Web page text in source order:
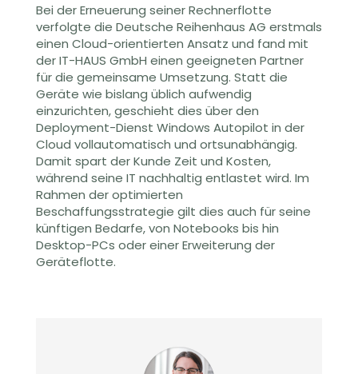
Bei der Erneuerung seiner Rechnerflotte
verfolgte die Deutsche Reihenhaus AG erstmals
einen Cloud-orientierten Ansatz und fand mit
der IT-HAUS GmbH einen geeigneten Partner
für die gemeinsame Umsetzung. Statt die
Geräte wie bislang üblich aufwendig
einzurichten, geschieht dies über den
Deployment-Dienst Windows Autopilot in der
Cloud vollautomatisch und ortsunabhängig.
Damit spart der Kunde Zeit und Kosten,
während seine IT nachhaltig entlastet wird. Im
Rahmen der optimierten
Beschaffungsstrategie gilt dies auch für seine
künftigen Bedarfe, von Notebooks bis hin
Desktop-PCs oder einer Erweiterung der
Geräteflotte.